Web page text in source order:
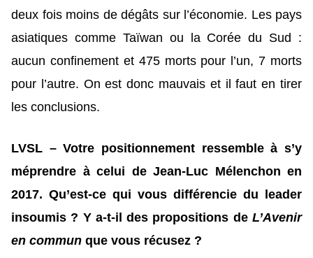
deux fois moins de dégâts sur l’économie. Les pays
asiatiques comme Taïwan ou la Corée du Sud :
aucun confinement et 475 morts pour l’un, 7 morts
pour l’autre. On est donc mauvais et il faut en tirer
les conclusions.
LVSL – Votre positionnement ressemble à s’y
méprendre à celui de Jean-Luc Mélenchon en
2017. Qu’est-ce qui vous différencie du leader
insoumis ? Y a-t-il des propositions de L’Avenir
en commun que vous récusez ?